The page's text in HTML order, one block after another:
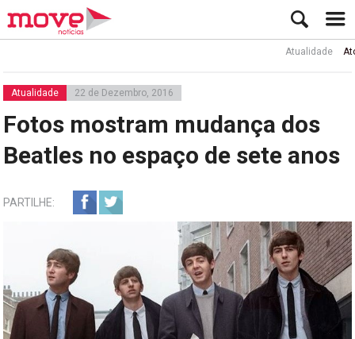
Atualidade Ator Rui
Atualidade 22 de Dezembro, 2016
Fotos mostram mudança dos
Beatles no espaço de sete anos
PARTILHE: